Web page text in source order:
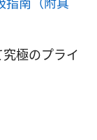
極のプライ